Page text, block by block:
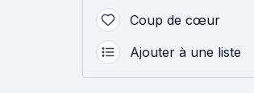
Coup de cœur
Ajouter à une liste